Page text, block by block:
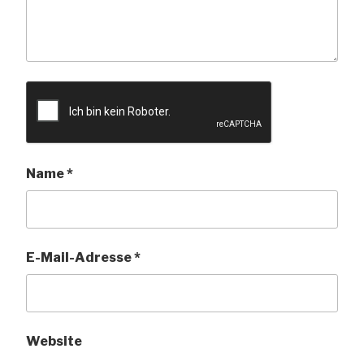
Name*
E-Mail-Adresse*
Website